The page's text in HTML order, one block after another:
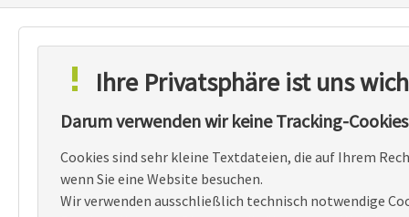
Ihre Privatsphäre ist uns
Darum verwenden wir keine Tracking-
Cookies sind sehr kleine Textdateien, die auf Ihrem
wenn Sie eine Website besuchen.
Wir verwenden ausschließlich technisch notwendige
besonders zu schützen haben wir vorrangig
Ländern, deren Datenschutzniveau adäquat dem der
EU ist, im Einsatz.
Für die eingesetzten US-Anbieter gilt der bedingte
Angemessenheitsbeschluss zum EU-U.S. Data Privacy
Framework. Dabei wurde seitens des Unternehmens
nachvollzogen, ob die eingesetzten Diensteanbieter